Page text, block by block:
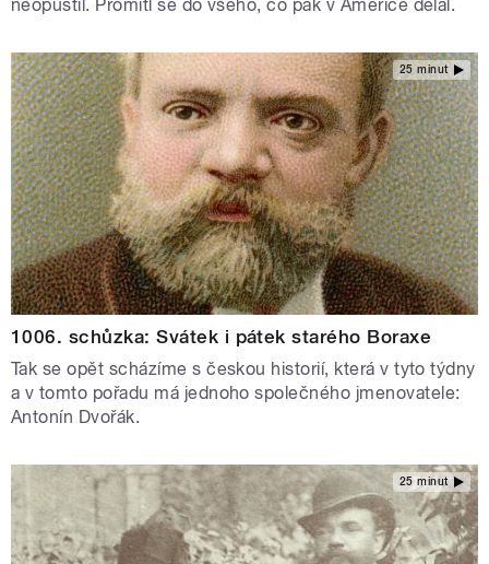
neopustil. Promítl se do všeho, co pak v Americe dělal.
25 minut
1006. schůzka: Svátek i pátek starého Boraxe
Tak se opět scházíme s českou historií, která v tyto týdny
a v tomto pořadu má jednoho společného jmenovatele:
Antonín Dvořák.
25 minut